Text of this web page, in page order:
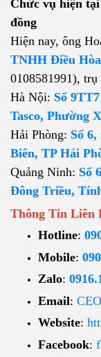
Chức vụ hiện
đồng
Hiện nay, ông
TNHH Điều
0108581991),
Hà Nội: Số
Tasco, Phường
Hải Phòng: Số
Biên, TP Hải
Quảng Ninh: Số
Đông Triều,
Thông Tin Liên
Hotline:
Mobile:
Zalo:
Email:
Website:
Facebook: